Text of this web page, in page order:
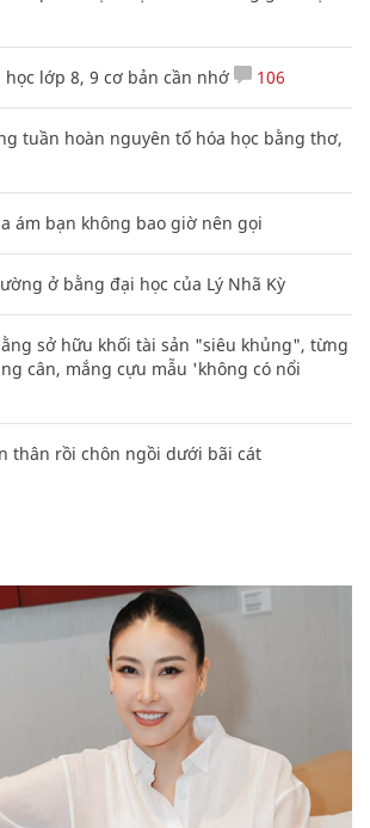
học lớp 8, 9 cơ bản cần nhớ 106
tuần hoàn nguyên tố hóa học bằng thơ,
ám bạn không bao giờ nên gọi
ở bằng đại học của Lý Nhã Kỳ
sở hữu khối tài sản "siêu khủng", từng
cân, mắng cựu mẫu 'không có nổi
thân rồi chôn ngồi dưới bãi cát